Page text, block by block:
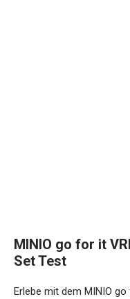
MINIO go for it
Set Test
Erlebe mit dem MINIO